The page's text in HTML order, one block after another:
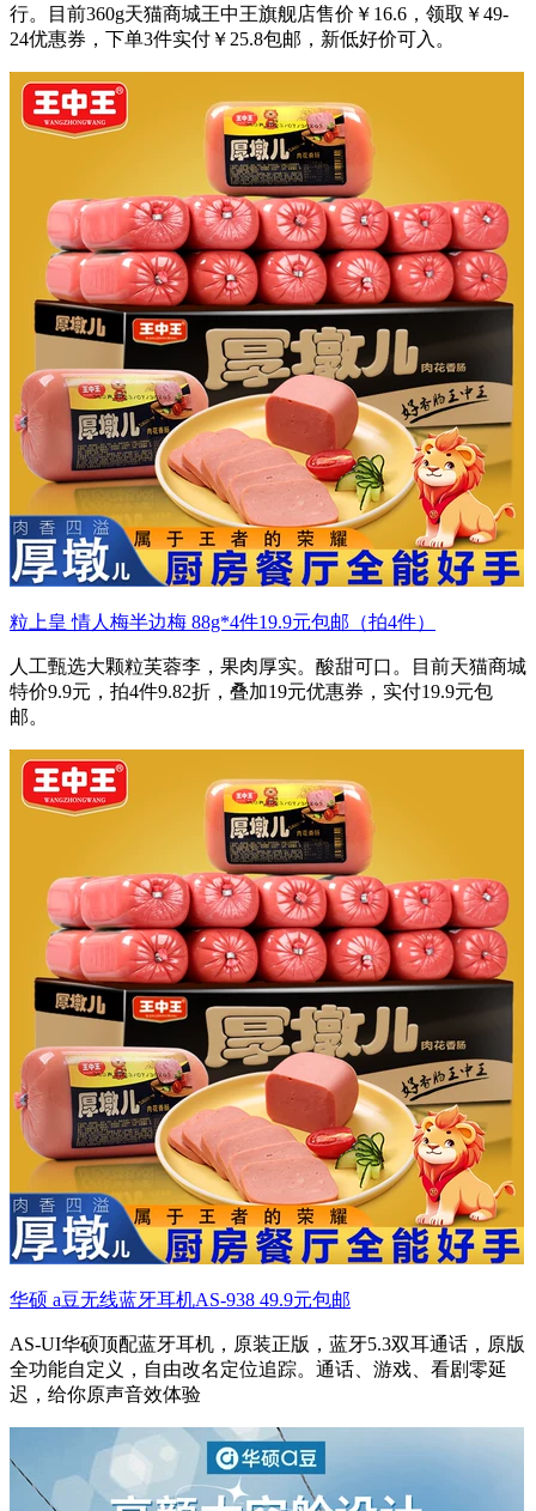
行。目前360g天猫商城王中王旗舰店售价￥16.6，领取￥49-
24优惠券，下单3件实付￥25.8包邮，新低好价可入。
粒上皇 情人梅半边梅 88g*4件19.9元包邮（拍4件）
人工甄选大颗粒芙蓉李，果肉厚实。酸甜可口。目前天猫商城
特价9.9元，拍4件9.82折，叠加19元优惠券，实付19.9元包
邮。
华硕 a豆无线蓝牙耳机AS-938 49.9元包邮
AS-UI华硕顶配蓝牙耳机，原装正版，蓝牙5.3双耳通话，原版
全功能自定义，自由改名定位追踪。通话、游戏、看剧零延
迟，给你原声音效体验